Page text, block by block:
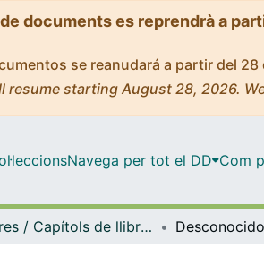
documents es reprendrà a
se reanudará a partir del
starting August 28, 2026.
Navega per tot el DD Com
Llibres / Capítols de llibre (Llengües i Literatures Modernes i Estudis Anglesos)